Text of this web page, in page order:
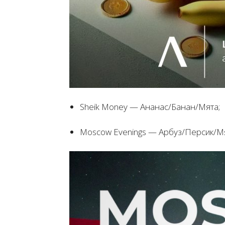
Sheik Money — Ананас/Банан/Мята;
Moscow Evenings — Арбуз/Персик/